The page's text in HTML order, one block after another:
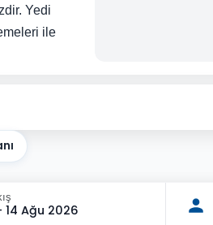
Yedi
ile
14 Ağu 2026